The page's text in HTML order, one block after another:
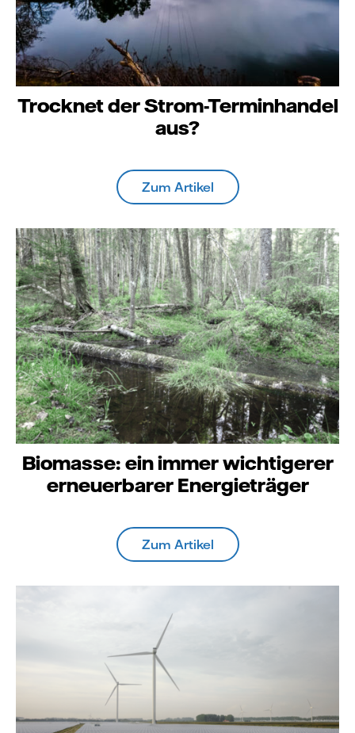
Trocknet der Strom-Terminhandel
aus?
Zum Artikel
Biomasse: ein immer wichtigerer
erneuerbarer Energieträger
Zum Artikel